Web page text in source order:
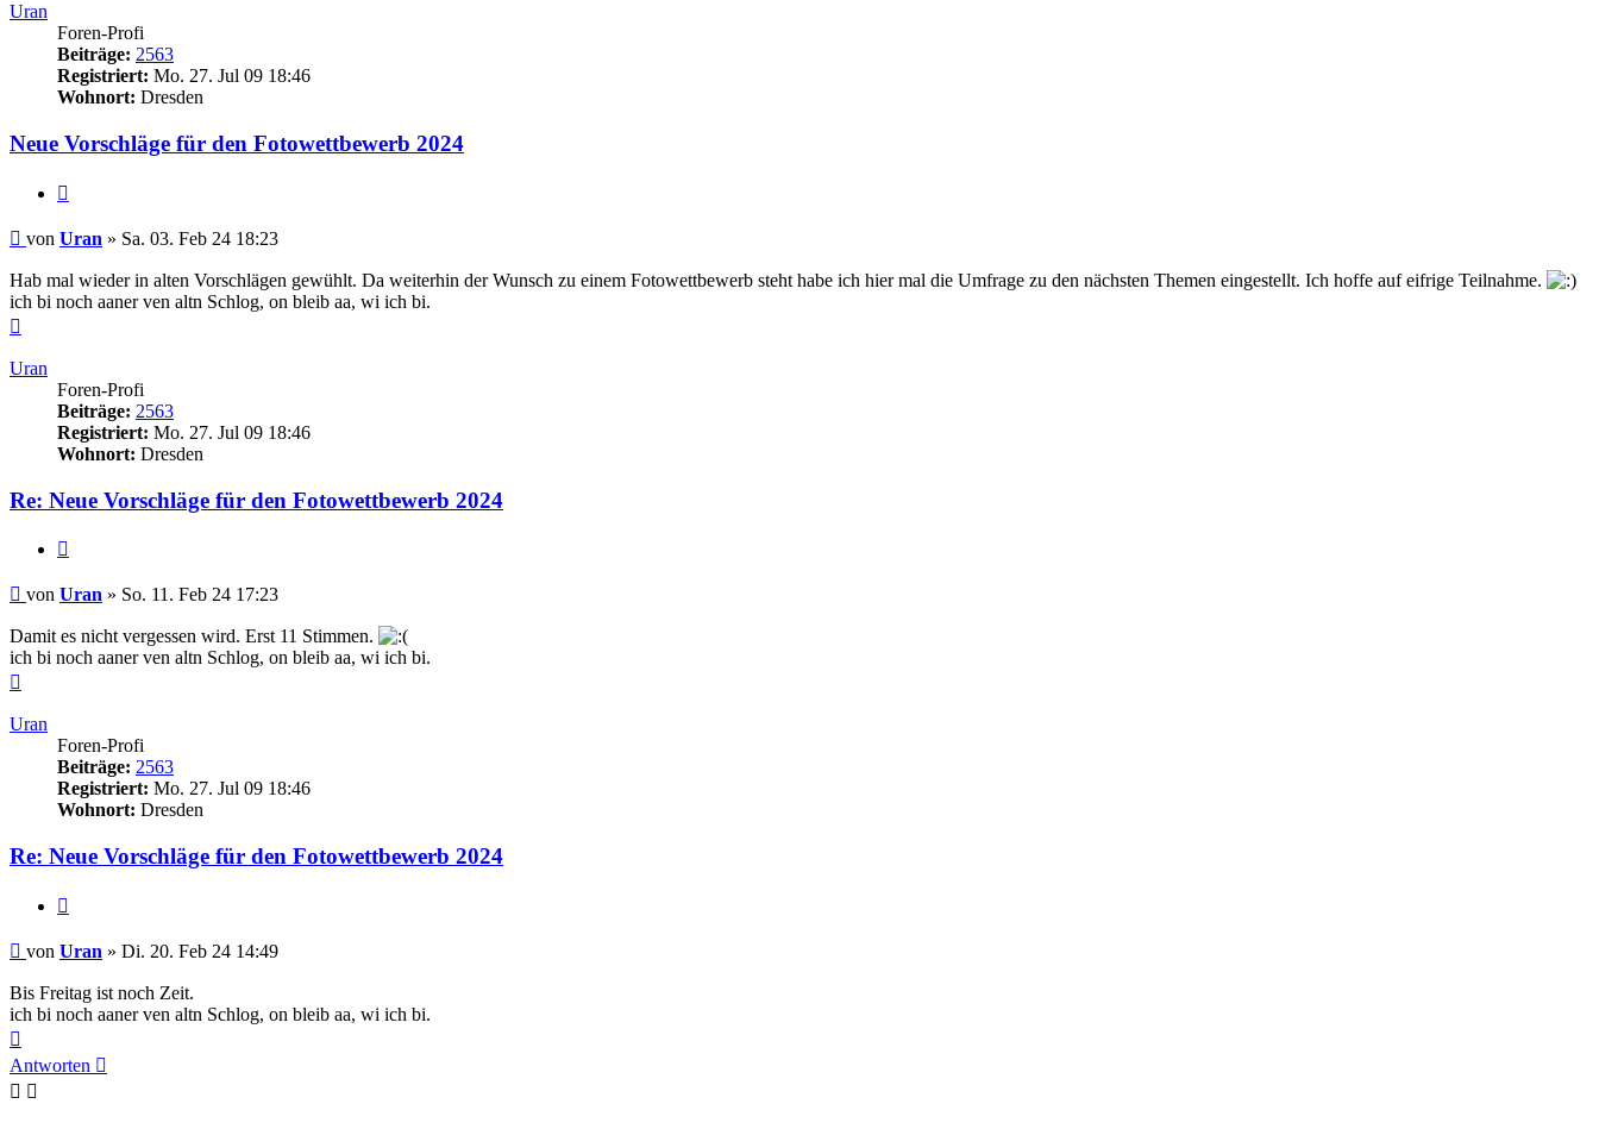
Uran
Foren-Profi
Beiträge: 2563
Registriert: Mo. 27. Jul 09 18:46
Wohnort: Dresden
Neue Vorschläge für den Fotowettbewerb 2024
Beitrag
von Uran » Sa. 03. Feb 24 18:23
Hab mal wieder in alten Vorschlägen gewühlt. Da weiterhin der Wunsch zu einem Fotowettbewerb steht habe ich hier mal die Umfrage zu den nächsten Themen eingestellt. Ich hoffe auf eifrige Teilnahme.
ich bi noch aaner ven altn Schlog, on bleib aa, wi ich bi.
Uran
Foren-Profi
Beiträge: 2563
Registriert: Mo. 27. Jul 09 18:46
Wohnort: Dresden
Re: Neue Vorschläge für den Fotowettbewerb 2024
Beitrag
von Uran » So. 11. Feb 24 17:23
Damit es nicht vergessen wird. Erst 11 Stimmen.
ich bi noch aaner ven altn Schlog, on bleib aa, wi ich bi.
Uran
Foren-Profi
Beiträge: 2563
Registriert: Mo. 27. Jul 09 18:46
Wohnort: Dresden
Re: Neue Vorschläge für den Fotowettbewerb 2024
Beitrag
von Uran » Di. 20. Feb 24 14:49
Bis Freitag ist noch Zeit.
ich bi noch aaner ven altn Schlog, on bleib aa, wi ich bi.
oben
Antworten